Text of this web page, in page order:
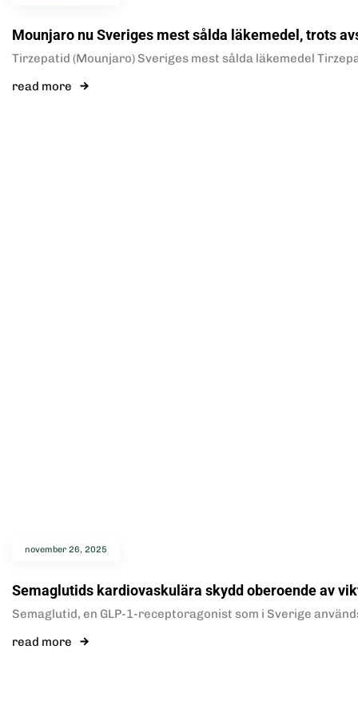
Mounjaro nu Sveriges mest sålda läkemedel, trots
Tirzepatid (Mounjaro) Sveriges mest sålda läkemedel
read more
november 26, 2025
Semaglutids kardiovaskulära skydd oberoende av
Semaglutid, en GLP-1-receptoragonist som i Sverige
read more